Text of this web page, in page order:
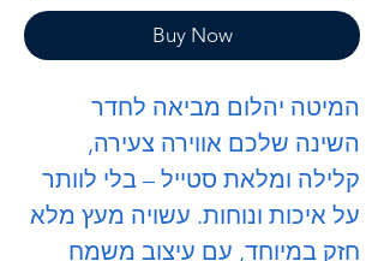
Buy Now
המיטה יהלום מביאה לחדר
השינה שלכם אווירה צעירה,
קלילה ומלאת סטייל – בלי לוותר
על איכות ונוחות. עשויה מעץ מלא
חזק במיוחד, עם עיצוב משמח